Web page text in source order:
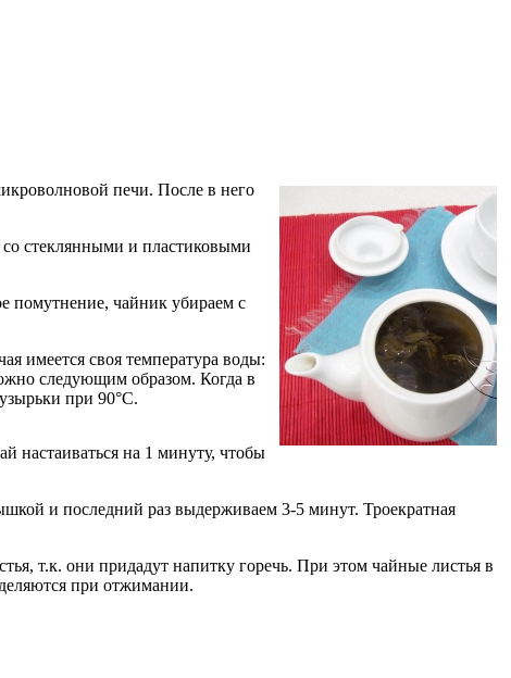
печи. После в него
со стеклянными и пластиковыми
помутнение, чайник убираем с
имеется своя температура воды:
следующим образом. Когда в
при 90°С.
настаиваться на 1 минуту, чтобы
и последний раз выдерживаем 3-5 минут. Троекратная
т.к. они придадут напитку горечь. При этом чайные листья в
при отжимании.